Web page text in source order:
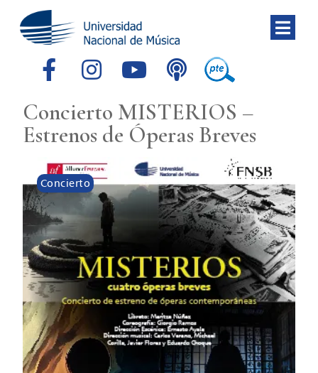
Concierto MISTERIOS –
Estrenos de Óperas Breves
Concierto